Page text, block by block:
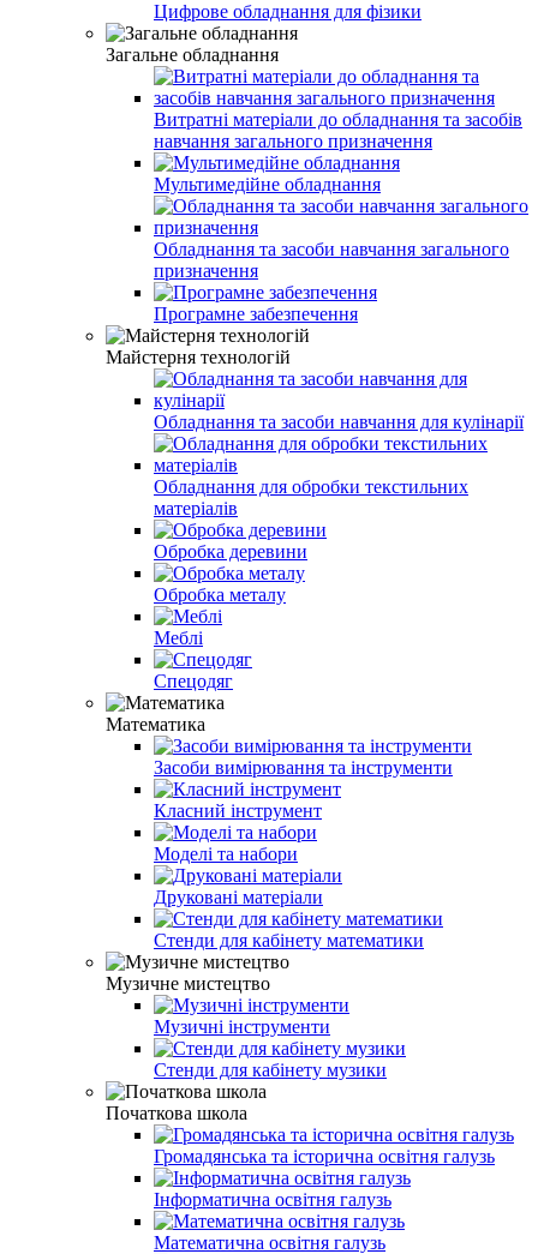
Цифрове обладнання для фізики
Загальне обладнання
Витратні матеріали до обладнання та засобів
навчання загального призначення
Мультимедійне обладнання
Обладнання та засоби навчання загального
призначення
Програмне забезпечення
Майстерня технологій
Обладнання та засоби навчання для кулінарії
Обладнання для обробки текстильних
матеріалів
Обробка деревини
Обробка металу
Меблі
Спецодяг
Математика
Засоби вимірювання та інструменти
Класний інструмент
Моделі та набори
Друковані матеріали
Стенди для кабінету математики
Музичне мистецтво
Музичні інструменти
Стенди для кабінету музики
Початкова школа
Громадянська та історична освітня галузь
Інформатична освітня галузь
Математична освітня галузь